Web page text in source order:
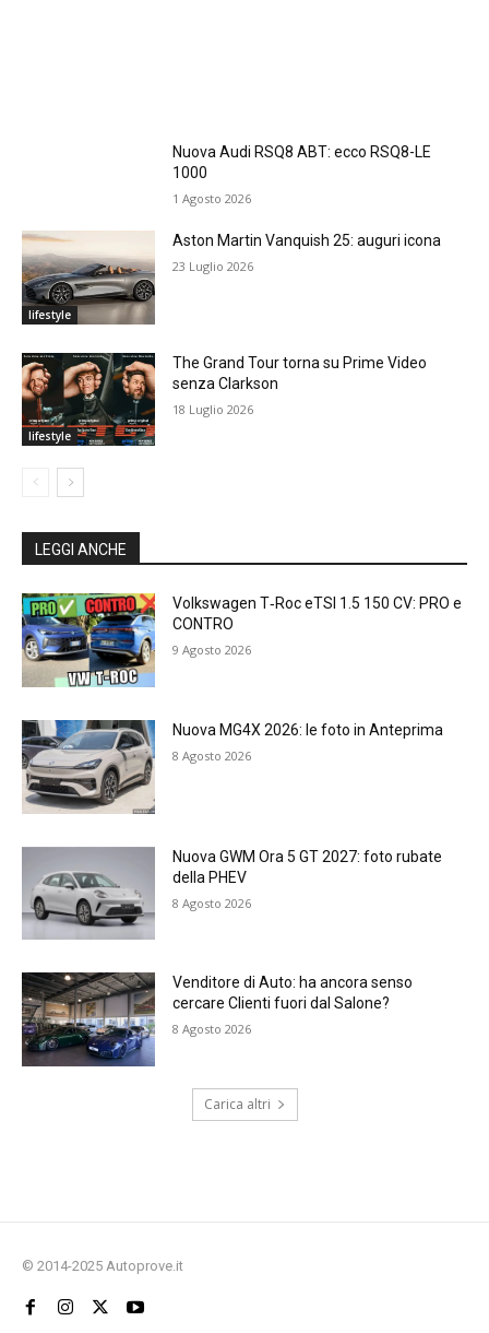
Nuova Audi RSQ8 ABT: ecco RSQ8-LE
1000
1 Agosto 2026
lifestyle
Aston Martin Vanquish 25: auguri icona
23 Luglio 2026
lifestyle
The Grand Tour torna su Prime Video
senza Clarkson
18 Luglio 2026
LEGGI ANCHE
Volkswagen T‑Roc eTSI 1.5 150 CV: PRO e
CONTRO
9 Agosto 2026
Nuova MG4X 2026: le foto in Anteprima
8 Agosto 2026
Nuova GWM Ora 5 GT 2027: foto rubate
della PHEV
8 Agosto 2026
Venditore di Auto: ha ancora senso
cercare Clienti fuori dal Salone?
8 Agosto 2026
Carica altri
© 2014-2025 Autoprove.it